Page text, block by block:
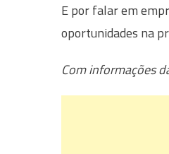
E por falar em
oportunidades na
Com informações